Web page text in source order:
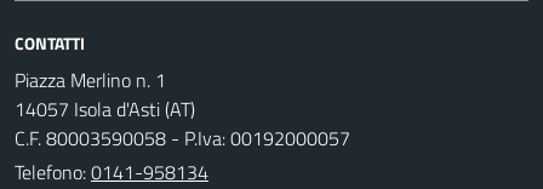
CONTATTI
Piazza Merlino n. 1
14057 Isola d'Asti (AT)
C.F. 80003590058 - P.Iva: 00192000057
Telefono:0141-958134